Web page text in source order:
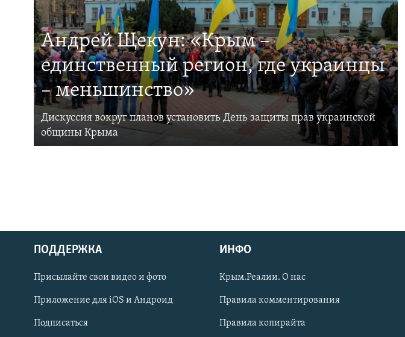
Українською
Qırımtatar
ПРИСОЕДИНЯЙТЕСЬ!
Андрей Щекун: «Крым –
единственный регион, где украинцы
– меньшинство»
Дискуссия вокруг планов установить День защиты прав украинской
общины Крыма
ПОДДЕРЖКА
Присылайте свои видео и фото
Приложение для iOS и Андроид
Подписаться
ИНФО
Крым.Реалии. О нас
Правила комментирования
Правила копирайта